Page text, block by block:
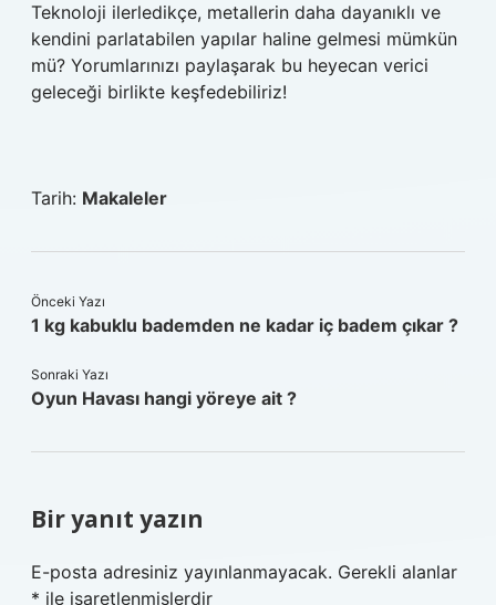
Teknoloji ilerledikçe, metallerin daha dayanıklı ve
kendini parlatabilen yapılar haline gelmesi mümkün
mü? Yorumlarınızı paylaşarak bu heyecan verici
geleceği birlikte keşfedebiliriz!
Tarih: Makaleler
Önceki Yazı
1 kg kabuklu bademden ne kadar iç badem çıkar ?
Sonraki Yazı
Oyun Havası hangi yöreye ait ?
Bir yanıt yazın
E-posta adresiniz yayınlanmayacak. Gerekli alanlar
* ile işaretlenmişlerdir